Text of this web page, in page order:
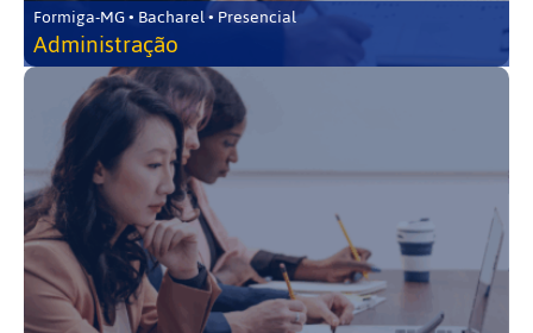
Formiga-MG • Bacharel • Presencial
Administração